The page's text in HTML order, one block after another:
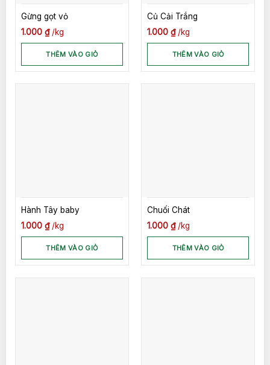
Gừng gọt vỏ
1.000 ₫ kg
THÊM VÀO GIỎ
Củ Cải Trắng
1.000 ₫ kg
THÊM VÀO GIỎ
Hành Tây baby
1.000 ₫ kg
THÊM VÀO GIỎ
Chuối Chát
1.000 ₫ kg
THÊM VÀO GIỎ